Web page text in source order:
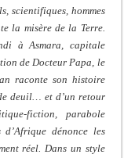
scientifiques, hommes
la misère de la Terre.
à Asmara, capitale
de Docteur Papa, le
raconte son histoire
deuil… et d’un retour
fiction, parabole
dénonce les
réel. Dans un style